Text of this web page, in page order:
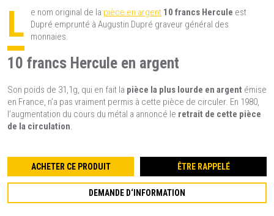
L e nom original de la pièce en argent 10 francs Hercule est
Dupré emprunté à Augustin Dupré graveur général des
monnaies.
10 francs Hercule en argent
Son poids de 31,1g, qui en fait la pièce la plus lourde en argent émise
en France, n’a pas vraiment permis à cette pièce de circuler. En 1980,
l’augmentation du cours du métal a annoncé le retrait de cette pièce
de la circulation.
ACHETER CE PRODUIT ÊTRE RAPPELÉ
DEMANDE D‘INFORMATION